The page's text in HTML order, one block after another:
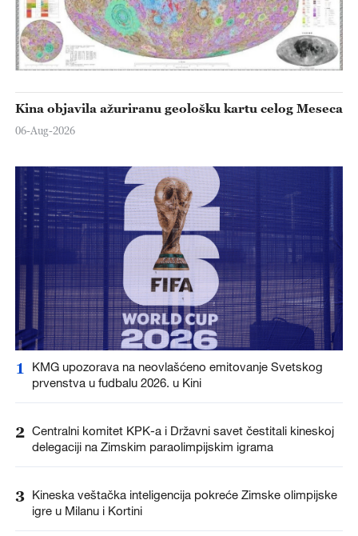
Kina objavila ažuriranu geološku kartu celog Meseca
06-Aug-2026
1
KMG upozorava na neovlašćeno emitovanje Svetskog
prvenstva u fudbalu 2026. u Kini
2 Centralni komitet KPK-a i Državni savet čestitali kineskoj
delegaciji na Zimskim paraolimpijskim igrama
3 Kineska veštačka inteligencija pokreće Zimske olimpijske
igre u Milanu i Kortini